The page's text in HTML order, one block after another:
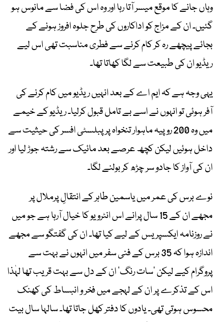
وہاں جانے کا موقع میسر آتا رہا اور وہ اس کی فضا سے مانوس ہو
گئیں۔ ان کے مزاج کو اداکاروں کی طرح جلوہ افروز ہونے کے
بجائے پیچھے رہ کر کام کرنے سے فطری مناسبت تھی اس لیے
ریڈیو ان کی طبیعت سے لگا کھاتا تھا۔
‎یہی وجہ ہے کہ ایم اے کے بعد انہیں ریڈیو میں کام کرنے کی
آفر ہوئی تو انہوں نے اسے بے تامل قبول کرلیا۔ ریڈیو کے خیمے
میں وہ 200 روپیہ ماہوار تنخواہ پر پبلسٹی افسر کی حیثیت سے
داخل ہوئیں لیکن کچھ عرصے بعد مائیک سے رشتہ جوڑ لیا اور
ان کی آواز کا جادو سر چڑھ کر بولنے لگا۔
نوے برس کی عمر میں یاسمین طاہر کے انتقالِ پرملال پر
مجھے ان کے 15 سال پرانے اس انٹرویو کا خیال آرہا ہے جو میں
نے روزنامہ ایکسپریس کے لیے کیا تھا۔ ان کی گفتگو سے مجھے
اندازہ ہوا کہ 35 برس کے فنی سفر میں انہوں نے بہت سے
پروگرام کیے لیکن ’سات رنگ‘ ان کے دل سے بہت قریب تھا لہٰذا
اس کے تذکرے پر ان کے لہجے میں فخر و انبساط کی کھنک
محسوس ہوتی تھی۔ یادوں کا دفتر کھل جاتا تھا۔ سالہا سال بیت